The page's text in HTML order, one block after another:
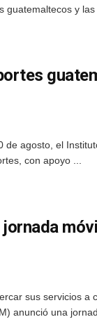
guatemaltecos y
de agosto, el
con apoyo ...
sus servicios a
anunció una